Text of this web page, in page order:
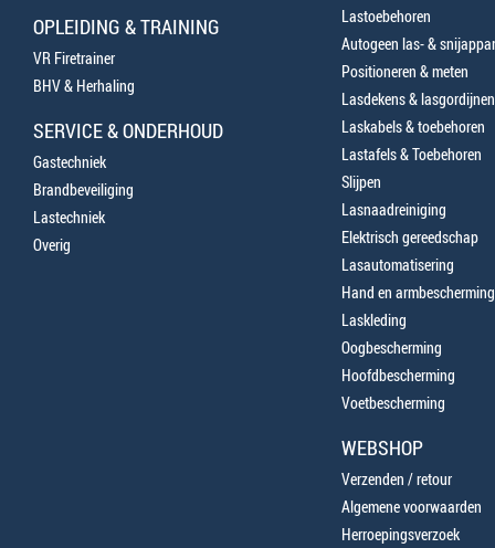
OPLEIDING & TRAINING
VR Firetrainer
BHV & Herhaling
SERVICE & ONDERHOUD
Gastechniek
Brandbeveiliging
Lastechniek
Overig
Lastoebehoren
Autogeen las- &
Positioneren & meten
Lasdekens & lasgordijnen
Laskabels & toebehoren
Lastafels & Toebehoren
Slijpen
Lasnaadreiniging
Elektrisch gereedschap
Lasautomatisering
Hand en armbescherming
Laskleding
Oogbescherming
Hoofdbescherming
Voetbescherming
WEBSHOP
Verzenden / retour
Algemene voorwaarden
Herroepingsverzoek